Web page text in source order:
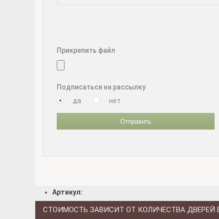
Прикрепить файл
Подписаться на рассылку
да
нет
Отправить
Артикул:
СТОИМОСТЬ ЗАВИСИТ ОТ КОЛИЧЕСТВА ДВЕРЕЙ